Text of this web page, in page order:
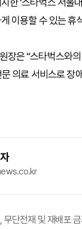
한 ‘스타벅스 서울
이용할 수 있는 휴
장은 “스타벅스와
의료 서비스로
단전재 및 재배포